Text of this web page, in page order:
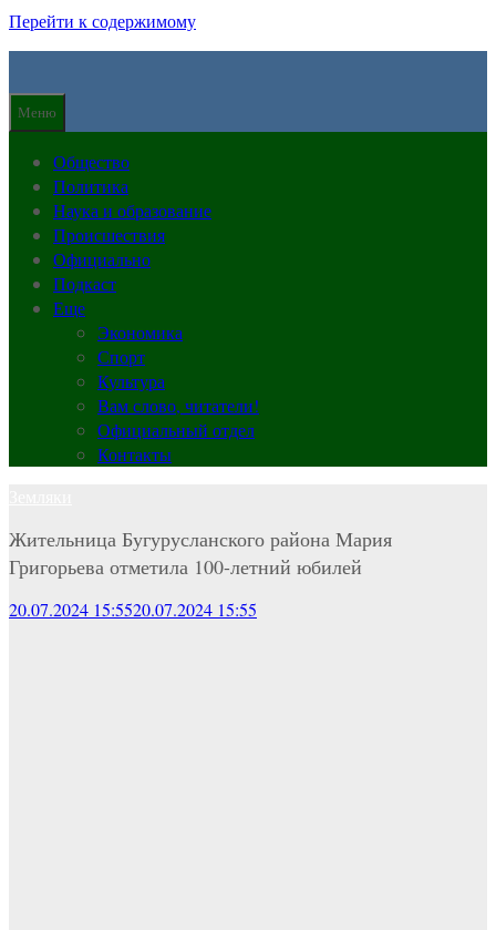
Перейти к содержимому
Меню
Общество
Политика
Наука и образование
Происшествия
Официально
Подкаст
Еще
Экономика
Спорт
Культура
Вам слово, читатели!
Официальный отдел
Контакты
Жительница Бугурусланского района Мария
Григорьева отметила 100-летний юбилей
20.07.2024 15:5520.07.2024 15:55